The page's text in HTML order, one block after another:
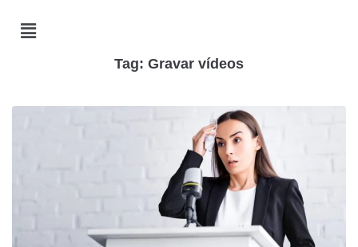
Tag: Gravar vídeos